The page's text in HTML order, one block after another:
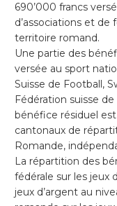
690’000 francs
d’associations et de
territoire romand.
Une partie des
versée au sport
Suisse de Football,
Fédération suisse
bénéfice résiduel
cantonaux de
Romande,
La répartition des
fédérale sur les jeux
jeux d’argent au